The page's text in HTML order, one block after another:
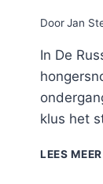
DoorJan
In De
klus het
LEES MEER